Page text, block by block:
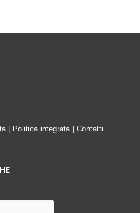
| Politica integrata| Contatti